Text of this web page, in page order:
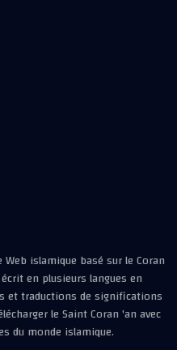
islamique basé sur le Coran
en plusieurs langues en
et traductions de significations
le Saint Coran 'an avec
du monde islamique.